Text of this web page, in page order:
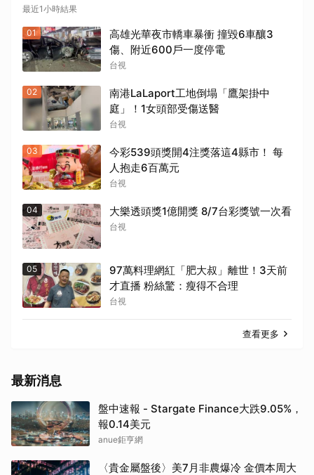
最近1小時結果
01
高雄光華夜市轎車暴衝 撞毀6車釀3
傷、附近600戶一度停電
台視
02
南港LaLaport工地倒塌「鷹架掛中
庭」！1女頭部受傷送醫
台視
03
今彩539頭獎開4注獎落這4縣市！ 每
人抱走6百萬元
台視
04 大樂透頭獎1億開獎 8/7台彩獎號一次看
台視
05
97萬料理網紅「肥大叔」離世！3天前
才直播 粉絲驚：瘦得不合理
台視
查看更多
最新消息
盤中速報 - Stargate Finance大跌9.05%，
報0.14美元
anue鉅亨網
〈貴金屬盤後〉美7月非農爆冷 金價本周大
取消